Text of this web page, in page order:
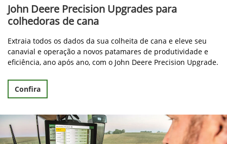
John Deere Precision Upgrades para
colhedoras de cana
Extraia todos os dados da sua colheita de cana e eleve seu
canavial e operação a novos patamares de produtividade e
eficiência, ano após ano, com o John Deere Precision Upgrade.
Confira